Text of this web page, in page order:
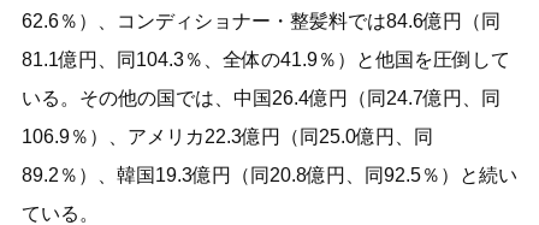
62.6％）、コンディショナー・整髪料では84.6億円（同
81.1億円、同104.3％、全体の41.9％）と他国を圧倒して
いる。その他の国では、中国26.4億円（同24.7億円、同
106.9％）、アメリカ22.3億円（同25.0億円、同
89.2％）、韓国19.3億円（同20.8億円、同92.5％）と続い
ている。